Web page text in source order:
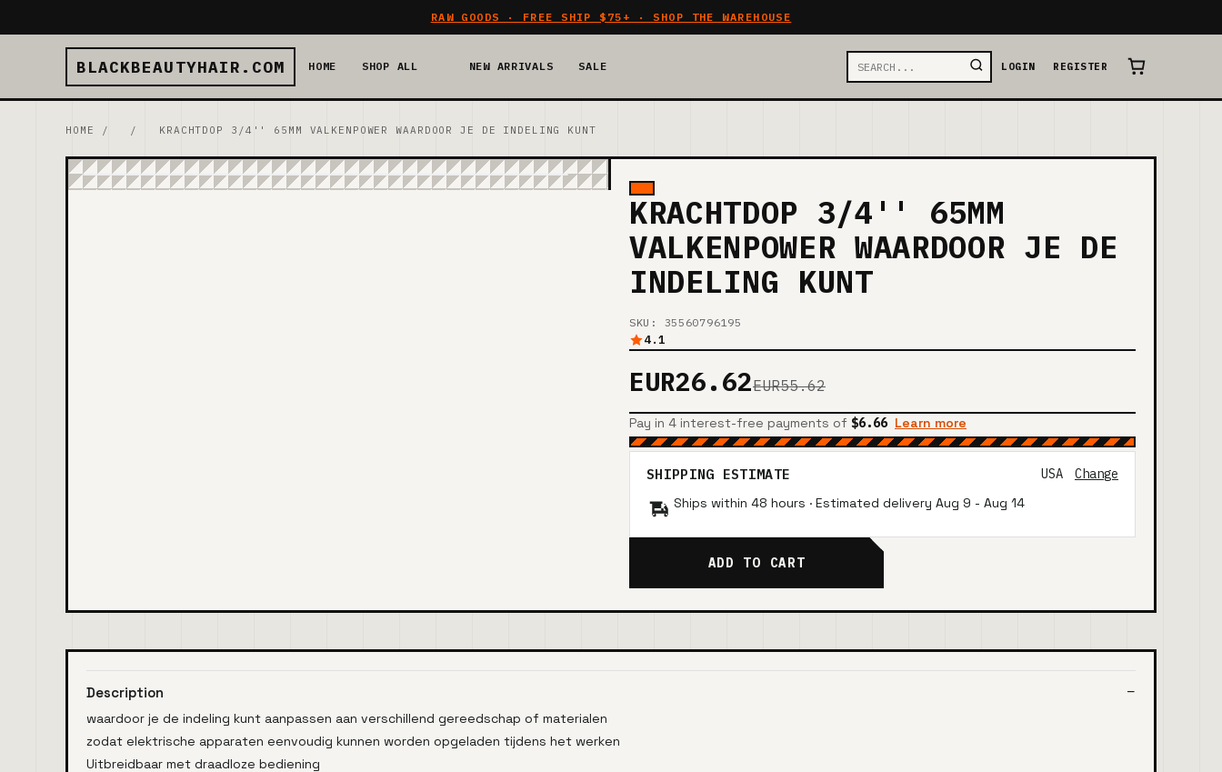
RAW GOODS · FREE SHIP $75+ · SHOP THE WAREHOUSE
BLACKBEAUTYHAIR.COM HOME SHOP ALL NEW ARRIVALS SALE LOGIN REGISTER
HOME / / KRACHTDOP 3/4'' 65MM VALKENPOWER WAARDOOR JE DE INDELING KUNT
KRACHTDOP 3/4'' 65MM
VALKENPOWER WAARDOOR JE DE
INDELING KUNT
SKU: 35560796195
4.1
EUR26.62EUR55.62
Pay in 4 interest-free payments of $6.66 Learn more
SHIPPING ESTIMATE USA
Change
Ships within 48 hours · Estimated delivery Aug 9 - Aug 14
ADD TO CART
Description
waardoor je de indeling kunt aanpassen aan verschillend gereedschap of materialen
zodat elektrische apparaten eenvoudig kunnen worden opgeladen tijdens het werken
Uitbreidbaar met draadloze bediening